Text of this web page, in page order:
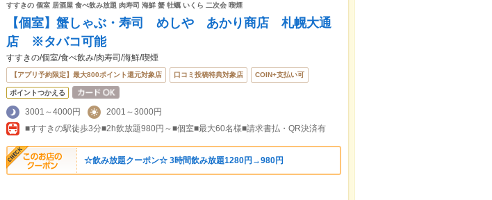
すすきの 個室 居酒屋 食べ飲み放題 肉寿司 海鮮 蟹 牡蠣 いくら 二次会 喫煙
【個室】蟹しゃぶ・寿司 めしや あかり商店 札幌大通
店 ※タバコ可能
すすきの/個室/食べ飲み/肉寿司/海鮮/喫煙
【アプリ予約限定】最大800ポイント還元対象店 口コミ投稿特典対象店 COIN+支払い可
ポイントつかえる
3001～4000円
2001～3000円
■すすきの駅徒歩3分■2h飲放題980円～■個室■最大60名様■請求書払・QR決済有
☆飲み放題クーポン☆ 3時間飲み放題1280円→980円